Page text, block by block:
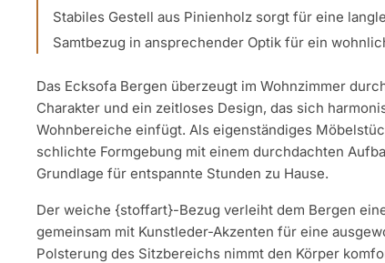
Stabiles Gestell aus Pinienholz sorgt für eine
Samtbezug in ansprechender Optik für ein
Das Ecksofa Bergen überzeugt im Wohnzimmer
Charakter und ein zeitloses Design, das sich
Wohnbereiche einfügt. Als eigenständiges
schlichte Formgebung mit einem durchdachten
Grundlage für entspannte Stunden zu Hause.
Der weiche {stoffart}-Bezug verleiht dem Bergen
gemeinsam mit Kunstleder-Akzenten für eine
Polsterung des Sitzbereichs nimmt den Körper